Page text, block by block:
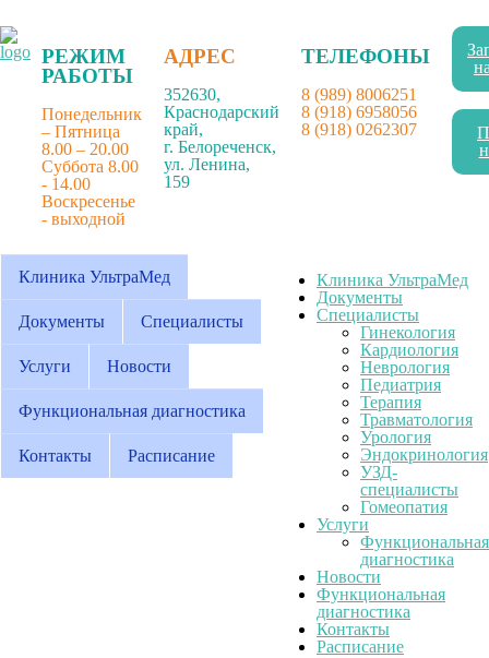
РЕЖИМ
РАБОТЫ
Понедельник
– Пятница
8.00 – 20.00
Суббота 8.00
- 14.00
Воскресенье
- выходной
АДРЕС
352630,
Краснодарский
край,
г. Белореченск,
ул. Ленина,
159
ТЕЛЕФОНЫ
8 (989) 8006251
8 (918) 6958056
8 (918) 0262307
Клиника УльтраМед
Документы Специалисты
Услуги Новости
Функциональная диагностика
Контакты Расписание
Клиника УльтраМед
Документы
Специалисты
Гинекология
Кардиология
Неврология
Педиатрия
Терапия
Травматология
Урология
Эндокринология
УЗД-
специалисты
Гомеопатия
Услуги
Функциональная
диагностика
Новости
Функциональная
диагностика
Контакты
Расписание